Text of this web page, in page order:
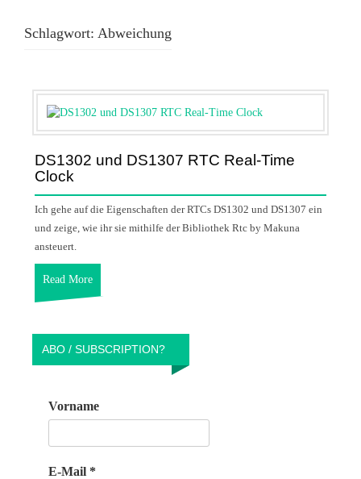
Schlagwort: Abweichung
DS1302 und DS1307 RTC Real-Time
Clock
Ich gehe auf die Eigenschaften der RTCs DS1302 und DS1307 ein
und zeige, wie ihr sie mithilfe der Bibliothek Rtc by Makuna
ansteuert.
Read More
ABO / SUBSCRIPTION?
Vorname
E-Mail *